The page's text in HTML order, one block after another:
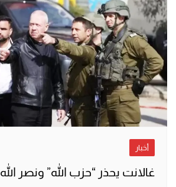
أخبار
غالانت يحذر “حزب الله” ونصر الله